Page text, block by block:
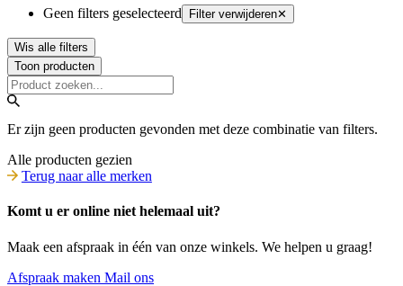
Geen filters geselecteerd Filter verwijderen✕
Wis alle filters
Toon producten
Er zijn geen producten gevonden met deze combinatie van filters.
Alle producten gezien
Terug naar alle merken
Komt u er online niet helemaal uit?
Maak een afspraak in één van onze winkels. We helpen u graag!
Afspraak maken Mail ons